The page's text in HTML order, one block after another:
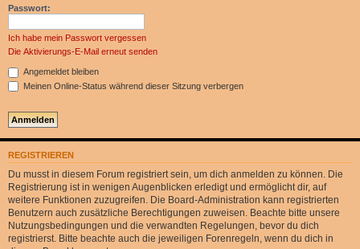
Passwort:
Ich habe mein Passwort vergessen
Die Aktivierungs-E-Mail erneut senden
Angemeldet bleiben
Meinen Online-Status während dieser Sitzung verbergen
REGISTRIEREN
Du musst in diesem Forum registriert sein, um dich anmelden zu können. Die
Registrierung ist in wenigen Augenblicken erledigt und ermöglicht dir, auf
weitere Funktionen zuzugreifen. Die Board-Administration kann registrierten
Benutzern auch zusätzliche Berechtigungen zuweisen. Beachte bitte unsere
Nutzungsbedingungen und die verwandten Regelungen, bevor du dich
registrierst. Bitte beachte auch die jeweiligen Forenregeln, wenn du dich in